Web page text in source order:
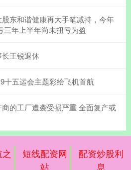
东和谐健康再大手笔减持，今年
三年上半年尚未扭亏为盈
王锐退休
十五运会主题彩绘飞机首航
的工厂遭袭受损严重 全面复产或
短线配资网
站
配资炒股利
息